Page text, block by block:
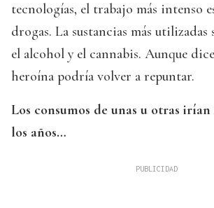
tecnologías, el trabajo más intenso
drogas. La sustancias más utilizadas
el alcohol y el cannabis. Aunque
heroína podría volver a repuntar.
Los consumos de unas u otras
los años…